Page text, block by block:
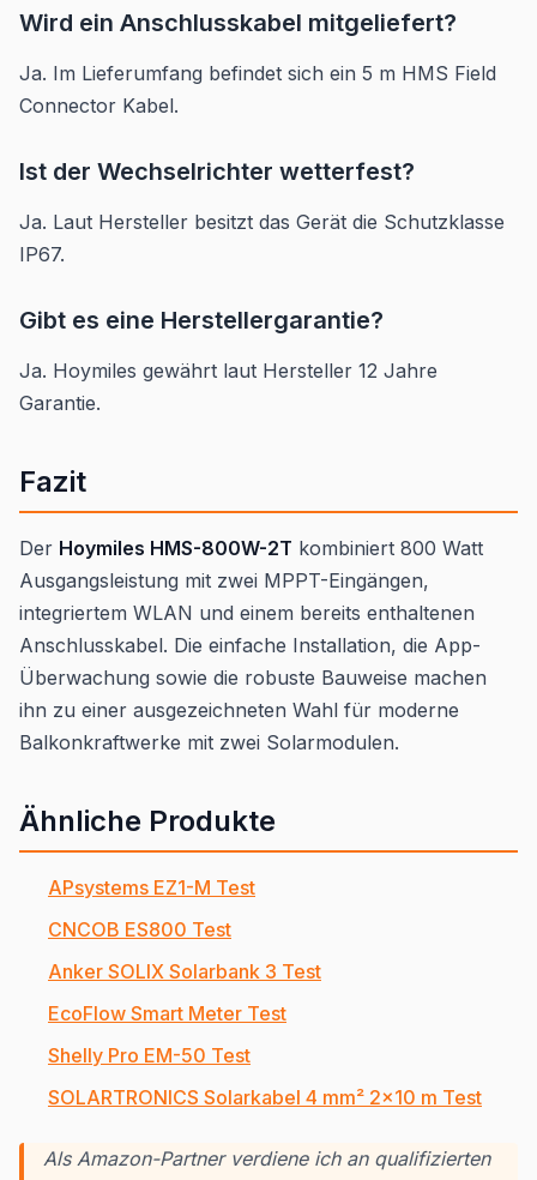
Wird ein Anschlusskabel mitgeliefert?
Ja. Im Lieferumfang befindet sich ein 5 m HMS Field
Connector Kabel.
Ist der Wechselrichter wetterfest?
Ja. Laut Hersteller besitzt das Gerät die Schutzklasse
IP67.
Gibt es eine Herstellergarantie?
Ja. Hoymiles gewährt laut Hersteller 12 Jahre
Garantie.
Fazit
Der Hoymiles HMS-800W-2T kombiniert 800 Watt
Ausgangsleistung mit zwei MPPT-Eingängen,
integriertem WLAN und einem bereits enthaltenen
Anschlusskabel. Die einfache Installation, die App-
Überwachung sowie die robuste Bauweise machen
ihn zu einer ausgezeichneten Wahl für moderne
Balkonkraftwerke mit zwei Solarmodulen.
Ähnliche Produkte
APsystems EZ1-M Test
CNCOB ES800 Test
Anker SOLIX Solarbank 3 Test
EcoFlow Smart Meter Test
Shelly Pro EM-50 Test
SOLARTRONICS Solarkabel 4 mm² 2×10 m Test
Als Amazon-Partner verdiene ich an qualifizierten